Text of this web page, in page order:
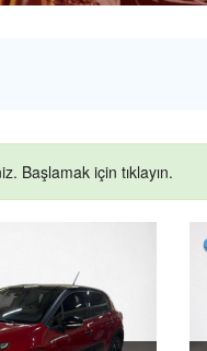
Başlamak için tıklayın.